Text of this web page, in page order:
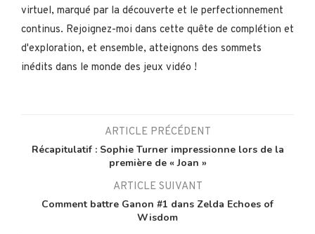
virtuel, marqué par la découverte et le perfectionnement
continus. Rejoignez-moi dans cette quête de complétion et
d'exploration, et ensemble, atteignons des sommets
inédits dans le monde des jeux vidéo !
ARTICLE PRÉCÉDENT
Récapitulatif : Sophie Turner impressionne lors de la
première de « Joan »
ARTICLE SUIVANT
Comment battre Ganon #1 dans Zelda Echoes of
Wisdom